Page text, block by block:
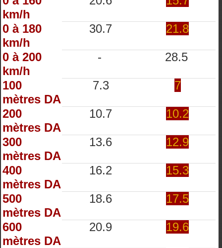
km/h
0 à 180
km/h
30.7 21.8
0 à 200
km/h
- 28.5
100
mètres DA
7.3 7
200
mètres DA
10.7 10.2
300
mètres DA
13.6 12.9
400
mètres DA
16.2 15.3
500
mètres DA
18.6 17.5
600
mètres DA
20.9 19.6